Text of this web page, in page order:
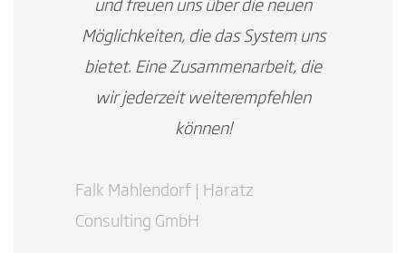
und freuen uns über die neuen
Möglichkeiten, die das System uns
bietet. Eine Zusammenarbeit, die
wir jederzeit weiterempfehlen
können!
Falk Mahlendorf | Haratz
Consulting GmbH